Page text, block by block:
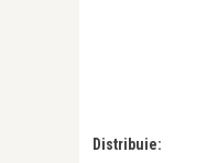
Distribuie: